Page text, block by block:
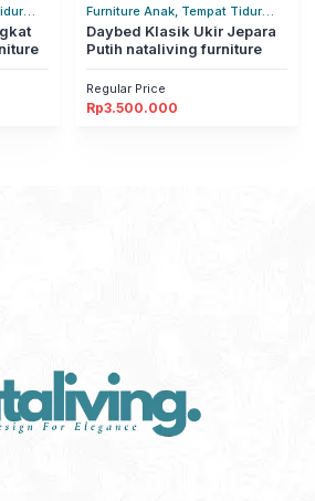
Furniture Anak, Tempat Tidur
Anak
Daybed Klasik Ukir Jepara
Putih nataliving furniture
Regular Price
Rp3.500.000